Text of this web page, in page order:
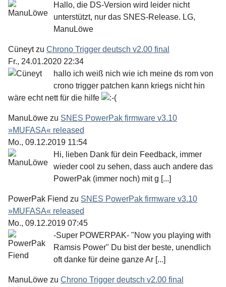
Hallo, die DS-Version wird leider nicht
unterstützt, nur das SNES-Release. LG,
ManuLöwe
Cüneytzu Chrono Trigger deutsch v2.00 final
Fr., 24.01.2020 22:34
hallo ich weiß nich wie ich meine ds rom von
crono trigger patchen kann kriegs nicht hin
wäre echt nett für die hilfe
ManuLöwe zu SNES PowerPak firmware v3.10
»MUFASA« released
Mo., 09.12.2019 11:54
Hi, lieben Dank für dein Feedback, immer
wieder cool zu sehen, dass auch andere das
PowerPak (immer noch) mit g [...]
PowerPak Fiend zu SNES PowerPak firmware v3.10
»MUFASA« released
Mo., 09.12.2019 07:45
-Super POWERPAK- "Now you playing with
Ramsis Power" Du bist der beste, unendlich
oft danke für deine ganze Ar [...]
ManuLöwe zu Chrono Trigger deutsch v2.00 final